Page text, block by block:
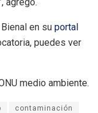
en su portal
puedes ver
medio ambiente.
contaminación